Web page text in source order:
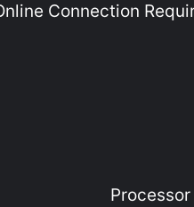
Connection